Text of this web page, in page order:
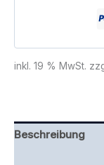
inkl. 19 % MwSt.
Beschreibung